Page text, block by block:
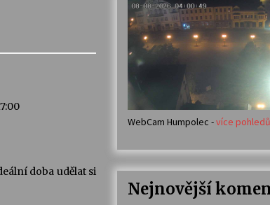
Veselí muzikanti
30. 7. 2026
Votavžatský ploty
23. 7. 2026
14. 7. 2026
doba udělat si
WebCam Humpolec -více pohledů
Nejnovější